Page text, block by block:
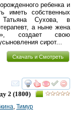
ребенка и
иметь собственных
Татьяна Сухова, в
а ныне жена
создает свою
сирот...
Скачать и Смотреть
смотреть
2 (1800)
, Тимур